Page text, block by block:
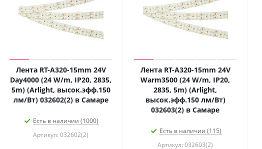
Лента RT-A320-15mm 24V
Day4000 (24 W/m, IP20, 2835,
5m) (Arlight, высок.эфф.150
лм/Вт) 032602(2) в Самаре
Есть в наличии (1000)
Артикул: 032602(2)
Лента RT-A320-15mm 24V
Warm3500 (24 W/m, IP20,
2835, 5m) (Arlight,
высок.эфф.150 лм/Вт)
032603(2) в Самаре
Есть в наличии (115)
Артикул: 032603(2)